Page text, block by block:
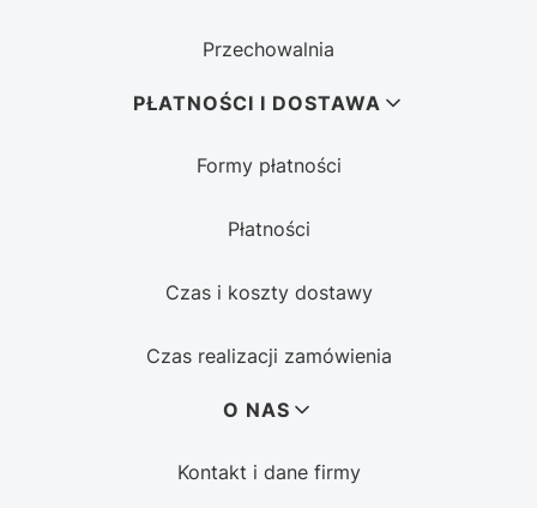
Przechowalnia
PŁATNOŚCI I DOSTAWA
Formy płatności
Płatności
Czas i koszty dostawy
Czas realizacji zamówienia
O NAS
Kontakt i dane firmy